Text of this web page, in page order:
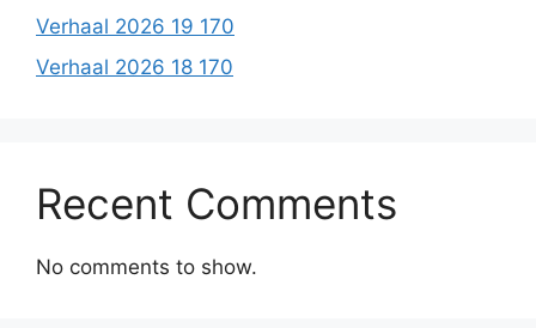
Verhaal 2026 19 170
Verhaal 2026 18 170
Recent Comments
No comments to show.